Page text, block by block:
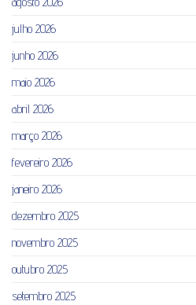
julho 2026
junho 2026
maio 2026
abril 2026
março 2026
fevereiro 2026
janeiro 2026
dezembro 2025
novembro 2025
outubro 2025
setembro 2025